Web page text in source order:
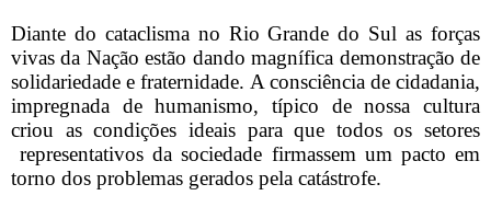
Diante do cataclisma no Rio Grande do Sul as forças
vivas da Nação estão dando magnífica demonstração de
solidariedade e fraternidade. A consciência de cidadania,
impregnada de humanismo, típico de nossa cultura
criou as condições ideais para que todos os setores
representativos da sociedade firmassem um pacto em
torno dos problemas gerados pela catástrofe.